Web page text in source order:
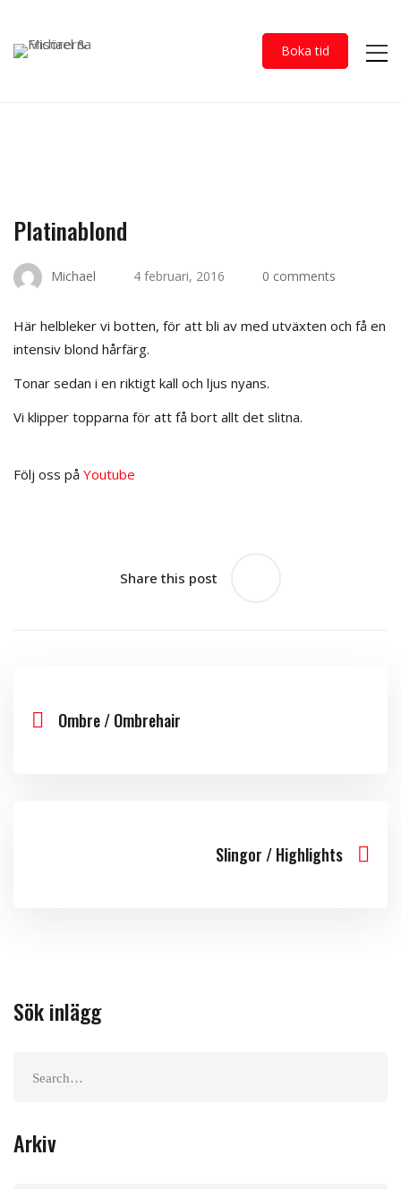
Boka tid
Platinablond
Michael 4 februari, 2016 0 comments
Här helbleker vi botten, för att bli av med utväxten och få en
intensiv blond hårfärg.
Tonar sedan i en riktigt kall och ljus nyans.
Vi klipper topparna för att få bort allt det slitna.
Följ oss på Youtube
Share this post
Ombre / Ombrehair
Slingor / Highlights
Sök inlägg
Arkiv